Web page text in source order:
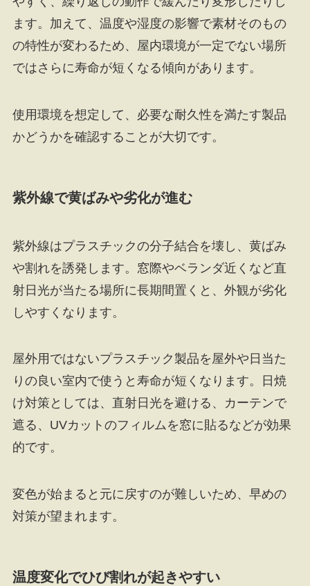
ます。加えて、温度や湿度の影響で素材そのもの
の特性が変わるため、屋内環境が一定でない場所
ではさらに寿命が短くなる傾向があります。
使用環境を想定して、必要な耐久性を満たす製品
かどうかを確認することが大切です。
紫外線で黄ばみや劣化が進む
紫外線はプラスチックの分子結合を壊し、黄ばみ
や割れを誘発します。窓際やベランダ近くなど直
射日光が当たる場所に長期間置くと、外観が劣化
しやすくなります。
屋外用ではないプラスチック製品を屋外や日当た
りの良い室内で使うと寿命が短くなります。日焼
け対策としては、直射日光を避ける、カーテンで
遮る、UVカットのフィルムを窓に貼るなどが効果
的です。
変色が始まると元に戻すのが難しいため、早めの
対策が望まれます。
温度変化でひび割れが起きやすい